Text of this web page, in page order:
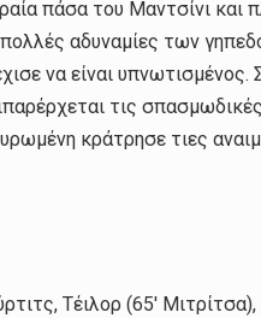
πάσα του Μαντσίνι και
αδυναμίες των
να είναι υπνωτισμένος.
τις
κράτρησε τιες
Τέιλορ (65′